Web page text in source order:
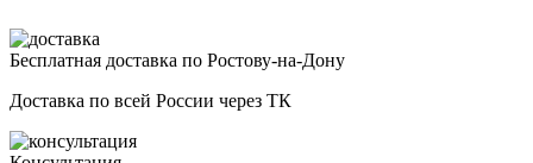
Бесплатная доставка по Ростову-на-Дону
Доставка по всей России через ТК